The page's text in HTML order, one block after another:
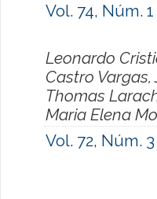
Vol. 74, Núm. 1
Leonardo
Castro Vargas,
Thomas
Maria Elena
Vol. 72, Núm. 3